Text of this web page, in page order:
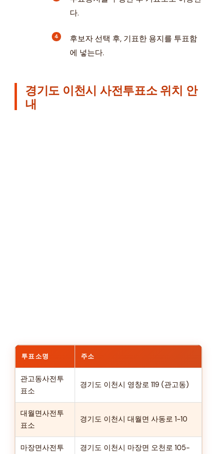
다.
후보자 선택 후, 기표한 용지를 투표함
에 넣는다.
경기도 이천시 사전투표소 위치 안
내
투표소명 주소
관고동사전투
표소
경기도 이천시 영창로 119 (관고동)
대월면사전투
표소
경기도 이천시 대월면 사동로 1-10
마장면사전투
경기도 이천시 마장면 오천로 105-